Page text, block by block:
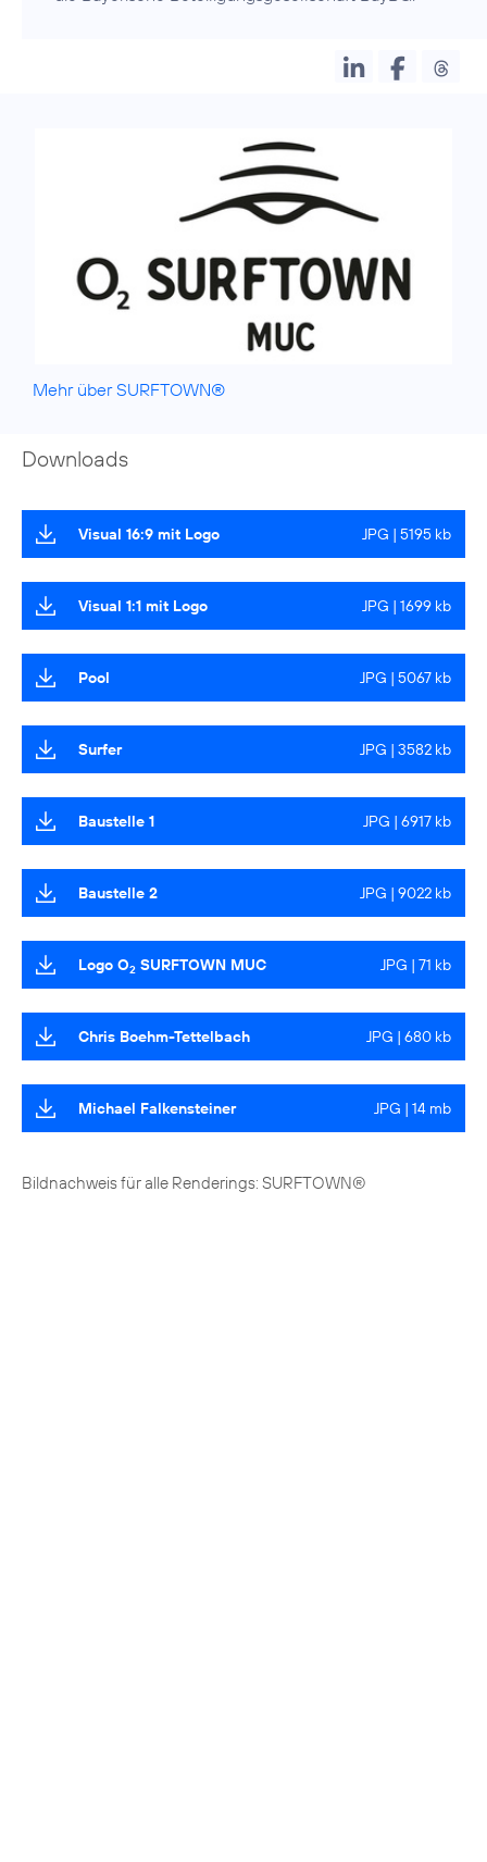
Mehr über SURFTOWN®
Downloads
Visual 16:9 mit Logo JPG | 5195 kb
Visual 1:1 mit Logo JPG | 1699 kb
Pool JPG | 5067 kb
Surfer JPG | 3582 kb
Baustelle 1 JPG | 6917 kb
Baustelle 2 JPG | 9022 kb
Logo O2 SURFTOWN MUC JPG | 71 kb
Chris Boehm-Tettelbach JPG | 680 kb
Michael Falkensteiner JPG | 14 mb
Bildnachweis für alle Renderings: SURFTOWN®